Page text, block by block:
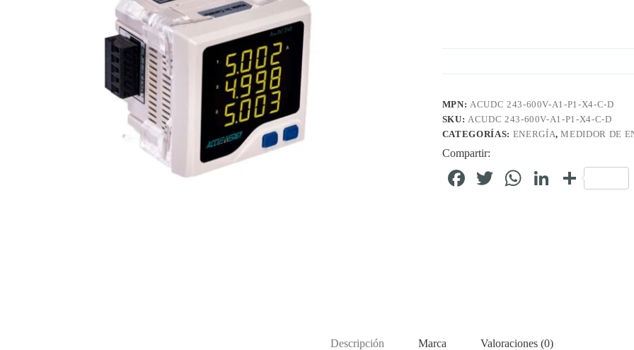
MPN:ACUDC 243-600V-A1-P1-X4-C-D
SKU:ACUDC 243-600V-A1-P1-X4-C-D
CATEGORÍAS: ENERGÍA,MEDIDOR DE
Compartir:
Fa T
W
Li C
Descripción Marca Valoraciones (0)